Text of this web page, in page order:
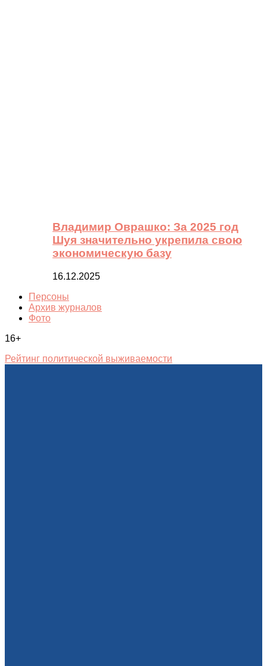
Владимир Оврашко: За 2025 год
Шуя значительно укрепила свою
экономическую базу
16.12.2025
Персоны
Архив журналов
Фото
16+
Рейтинг политической выживаемости